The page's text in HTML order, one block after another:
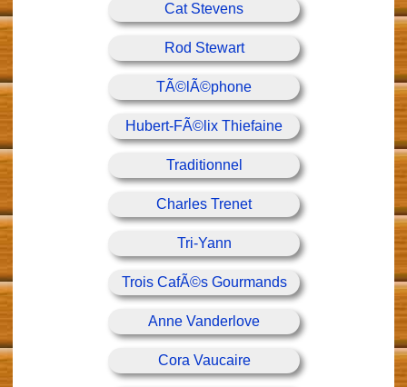
Cat Stevens
Rod Stewart
TÃ©lÃ©phone
Hubert-FÃ©lix Thiefaine
Traditionnel
Charles Trenet
Tri-Yann
Trois CafÃ©s Gourmands
Anne Vanderlove
Cora Vaucaire